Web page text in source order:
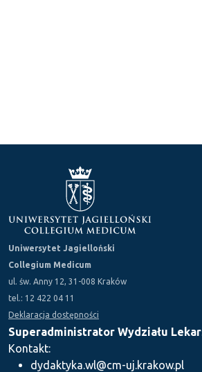
Uniwersytet Jagielloński
Collegium Medicum
ul. św. Anny 12, 31-008 Kraków
tel.: 12 422 04 11
Deklaracja dostępności
Superadministrator Wydziału
Kontakt:
dydaktyka.wl@cm-uj.krakow.pl